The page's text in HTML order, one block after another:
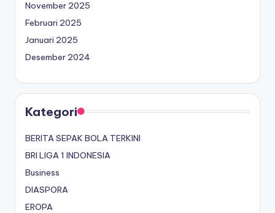
November 2025
Februari 2025
Januari 2025
Desember 2024
Kategori
BERITA SEPAK BOLA TERKINI
BRI LIGA 1 INDONESIA
Business
DIASPORA
EROPA